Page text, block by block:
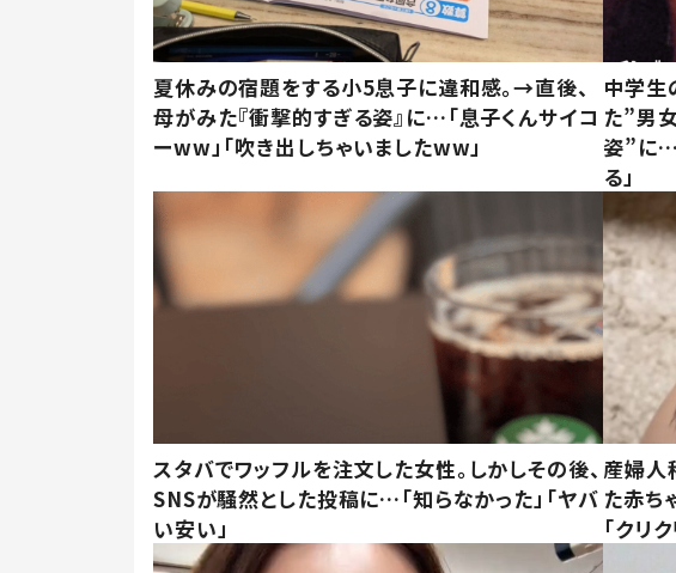
夏休みの宿題をする小5息子に違和感。→直後、
母がみた『衝撃的すぎる姿』に…「息子くんサイコ
ーww」「吹き出しちゃいましたww」
中学生
た”男
姿”に…
る」
スタバでワッフルを注文した女性。しかしその後、
SNSが騒然とした投稿に…「知らなかった」「ヤバ
い安い」
産婦人
た赤ち
「クリ